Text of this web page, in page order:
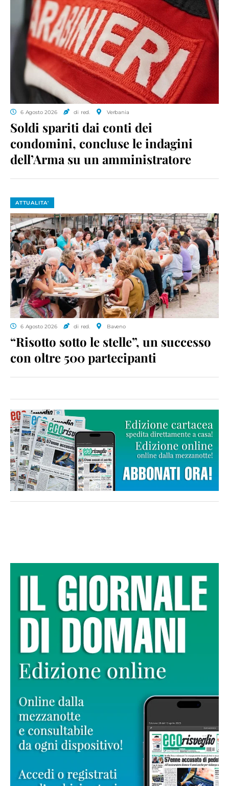
6 Agosto 2026 di red. Verbania
Soldi spariti dai conti dei
condomini, concluse le indagini
dell’Arma su un amministratore
ATTUALITA'
6 Agosto 2026 di red. Baveno
“Risotto sotto le stelle”, un successo
con oltre 500 partecipanti